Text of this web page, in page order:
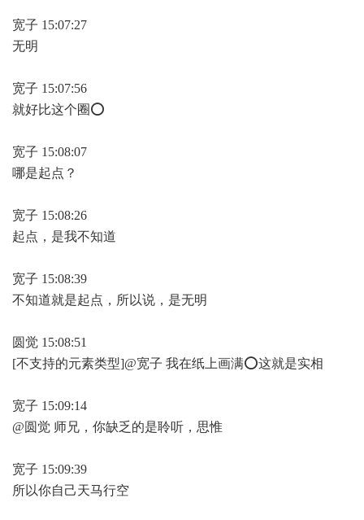
宽子 15:07:27
无明
宽子 15:07:56
就好比这个圈⭕
宽子 15:08:07
哪是起点？
宽子 15:08:26
起点，是我不知道
宽子 15:08:39
不知道就是起点，所以说，是无明
圆觉 15:08:51
[不支持的元素类型]@宽子 我在纸上画满⭕这就是实相
宽子 15:09:14
@圆觉 师兄，你缺乏的是聆听，思惟
宽子 15:09:39
所以你自己天马行空